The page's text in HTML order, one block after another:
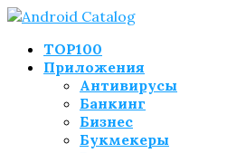
TOP100
Приложения
Антивирусы
Банкинг
Бизнес
Букмекеры